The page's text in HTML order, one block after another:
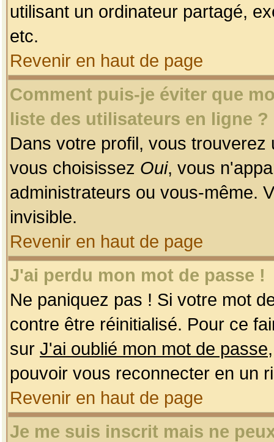
utilisant un ordinateur partagé,
etc.
Revenir en haut de page
Comment puis-je éviter que
liste des utilisateurs en ligne ?
Dans votre profil, vous
vous choisissez Oui, vous
administrateurs ou vous-même.
invisible.
Revenir en haut de page
J'ai perdu mon mot de passe !
Ne paniquez pas ! Si votre mot
contre être réinitialisé. Pour ce
sur J'ai oublié mon mot de passe
pouvoir vous reconnecter en un
Revenir en haut de page
Je me suis inscrit mais ne